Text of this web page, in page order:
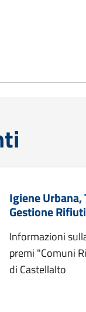
Igiene Urbana,
Gestione Rifiuti
Informazioni
premi "Comuni
di Castellalto